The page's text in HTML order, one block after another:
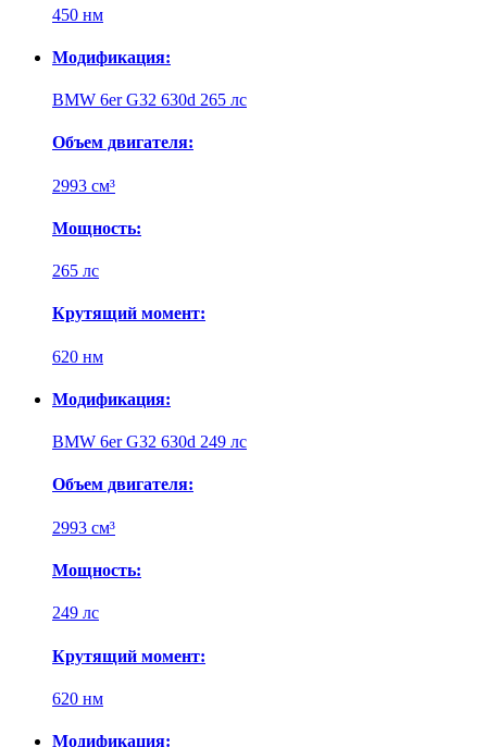
450 нм
Модификация:
BMW 6er G32 630d 265 лс
Объем двигателя:
2993 см³
Мощность:
265 лс
Крутящий момент:
620 нм
Модификация:
BMW 6er G32 630d 249 лс
Объем двигателя:
2993 см³
Мощность:
249 лс
Крутящий момент:
620 нм
Модификация: